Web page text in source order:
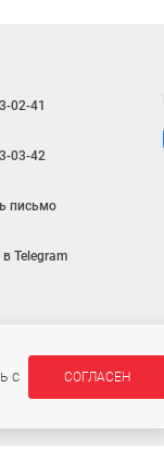
02-41
03-42
письмо
Telegram
с
СОГЛАСЕН